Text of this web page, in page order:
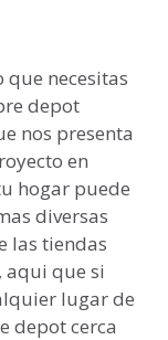
que necesitas
depot
nos presenta
en
hogar puede
diversas
las tiendas
, aqui que si
lugar de
depot cerca